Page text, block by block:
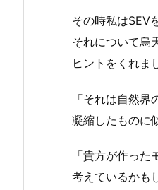
その時私はSEV
それについて烏
ヒントをくれま
「それは自然界
凝縮したものに
「貴方が作っ
考えているかも